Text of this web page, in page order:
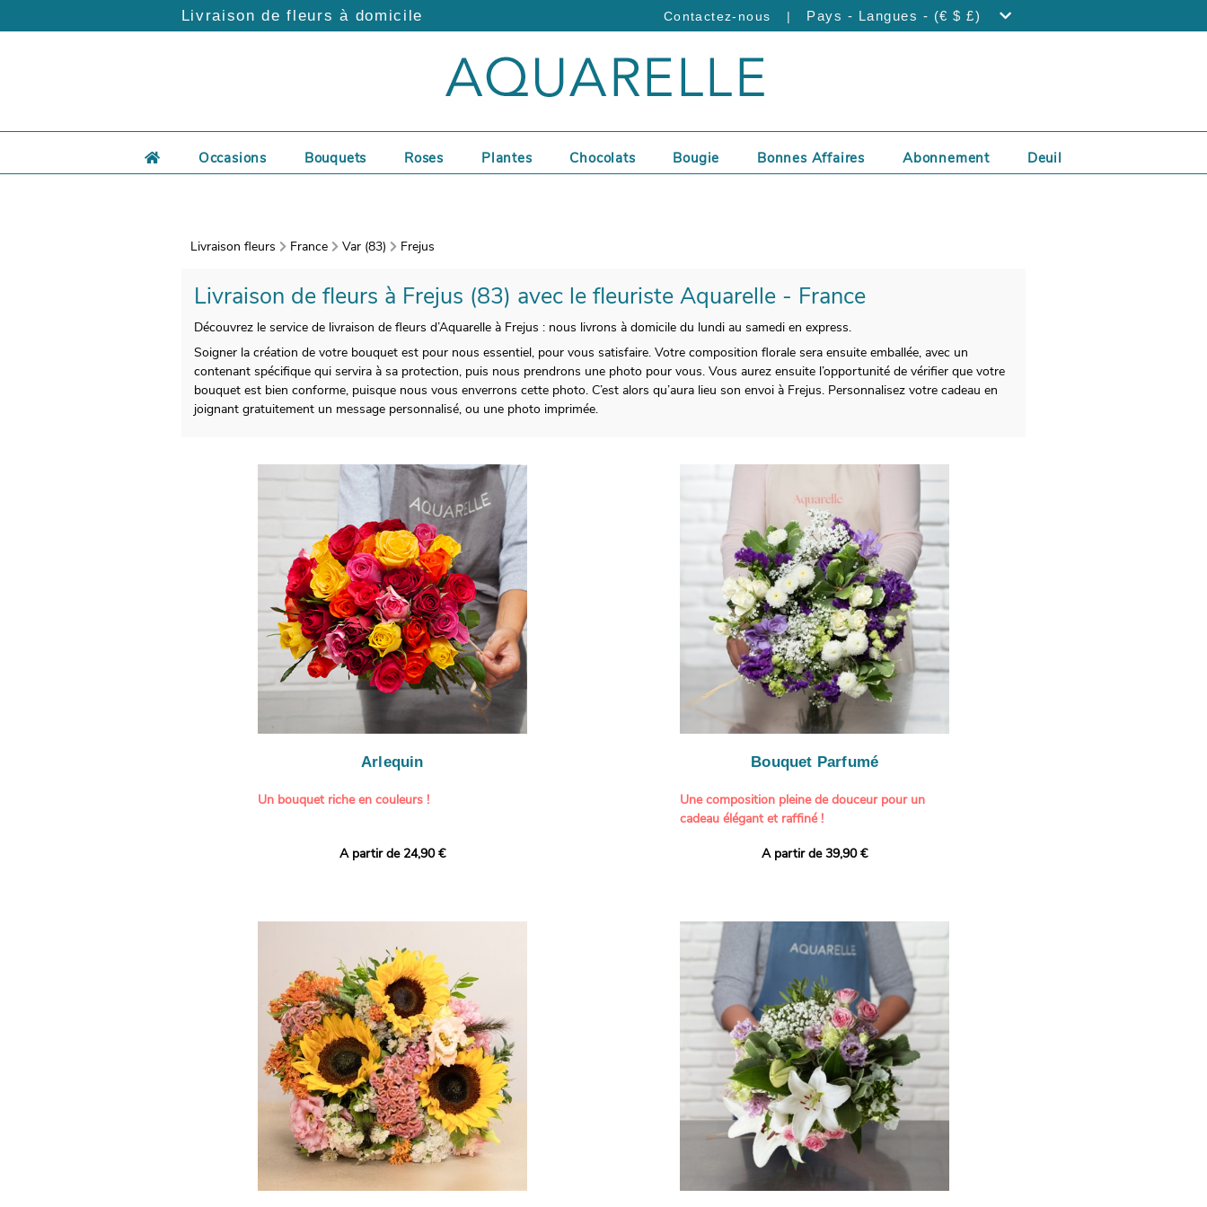
Livraison de fleurs à domicile Contactez-nous | Pays - Langues - (€ $ £)
Occasions Bouquets Roses Plantes Chocolats Bougie Bonnes Affaires Abonnement Deuil
Livraison fleurs France Var (83) Frejus
Livraison de fleurs à Frejus (83) avec le fleuriste Aquarelle - France
Découvrez le service de livraison de fleurs d’Aquarelle à Frejus : nous livrons à domicile du lundi au samedi en express.
Soigner la création de votre bouquet est pour nous essentiel, pour vous satisfaire. Votre composition florale sera ensuite emballée, avec un
contenant spécifique qui servira à sa protection, puis nous prendrons une photo pour vous. Vous aurez ensuite l’opportunité de vérifier que votre
bouquet est bien conforme, puisque nous vous enverrons cette photo. C’est alors qu’aura lieu son envoi à Frejus. Personnalisez votre cadeau en
joignant gratuitement un message personnalisé, ou une photo imprimée.
Arlequin
Un bouquet riche en couleurs !
vives pour un effet vitaminé garanti. Un
'Tropical Amazone' et 'Wild Calypso', connues
pour leur tenue en vase, leurs teintes
incroyables et le parfait épanouissement de
leurs boutons.
Une explosion de couleurs dans un bouquet de
roses fraîches !
Il contient :
- Un mélange harmonieux de roses roses,
rouges, jaunes et orange
- Quelques feuillages pour structurer
À offrir pour :
- Souhaiter un anniversaire joyeux et coloré
A partir de 24,90 €
Bouquet Parfumé
Une composition pleine de douceur pour un
cadeau élégant et raffiné !
Offrez un bouquet délicat et généreux, imaginé
création une touche de pureté et de
romantisme, tandis que les giroflées dévoilent
un parfum délicat et une allure naturellement
poétique. Le gypsophile, léger et aérien, vient
envelopper l’ensemble de douceur, pendant que
les lisianthus ajoutent une note d’élégance et de
raffinement à cette harmonie florale.
Chaque tige a été sélectionnée avec soin pour
composer un bouquet lumineux, plein de
charme et de délicatesse. Avec son bel équilibre
entre volume, finesse et parfum, cette création
florale est idéale pour célébrer les plus beaux
moments de vie avec grâce et émotion.
A partir de 39,90 €